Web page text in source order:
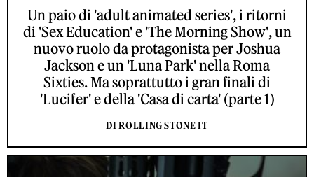
Un paio di 'adult animated series', i ritorni
di 'Sex Education' e 'The Morning Show', un
nuovo ruolo da protagonista per Joshua
Jackson e un 'Luna Park' nella Roma
Sixties. Ma soprattutto i gran finali di
'Lucifer' e della 'Casa di carta' (parte 1)
DI ROLLING STONE IT